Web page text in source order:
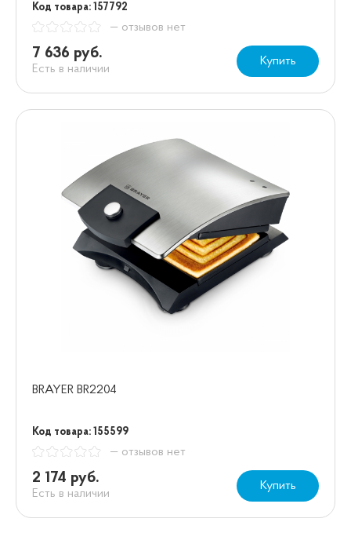
Код товара: 157792
— отзывов нет
7 636 руб.
Есть в наличии
Купить
BRAYER BR2204
Код товара: 155599
— отзывов нет
2 174 руб.
Есть в наличии
Купить